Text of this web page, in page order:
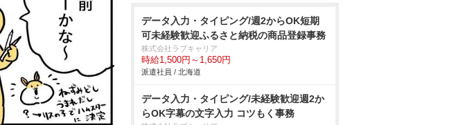
データ入力・タイピング/週2からOK短期
可未経験歓迎ふるさと納税の商品登録事務
株式会社ラブキャリア
時給1,500円～1,650円
派遣社員 / 北海道
データ入力・タイピング/未経験歓迎週2か
らOK字幕の文字入力 コツもく事務